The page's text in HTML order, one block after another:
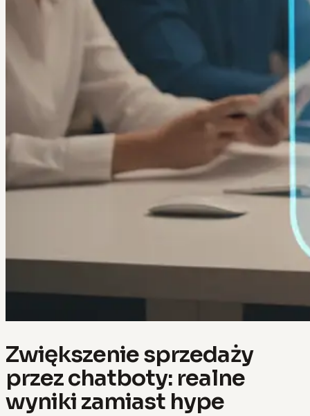
Zwiększenie sprzedaży
przez chatboty: realne
wyniki zamiast hype